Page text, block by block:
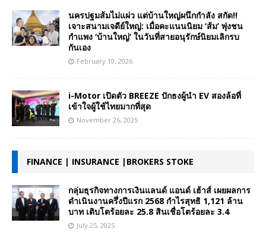
นครปฐมส้มไม่แผ่ว แต่บ้านใหญ่ผนึกกำลัง สกัด!!
เจาะสนามเจดีย์ใหญ่: เมื่อคะแนนนิยม ‘ส้ม’ พุ่งชน
กำแพง ‘บ้านใหญ่’ ในวันที่สายอนุรักษ์นิยมเลิกรบ
กันเอง
February 10, 2026
i-Motor เปิดตัว BREEZE ปักธงผู้นำ EV สองล้อที่
เข้าใจผู้ใช้ไทยมากที่สุด
November 26, 2025
FINANCE | INSURANCE |BROKERS STOKE
กลุ่มธุรกิจทางการเงินแลนด์ แอนด์ เฮ้าส์ เผยผลการ
ดำเนินงานครึ่งปีแรก 2568 กำไรสุทธิ 1,121 ล้าน
บาท เติบโตร้อยละ 25.8 สินเชื่อโตร้อยละ 3.4
July 25, 2025